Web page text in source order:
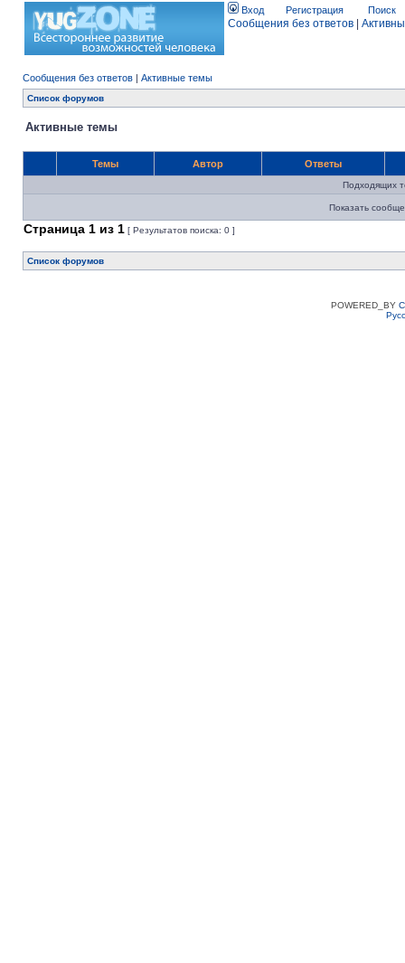
Вход Регистрация Поиск
Сообщения без ответов
Сообщения без ответов | Активные темы
Список форумов
Активные темы
Темы Автор Ответы
Подходящих
Показать
Страница 1 из 1 [ Результатов поиска: 0 ]
Список форумов
POWERED_BY